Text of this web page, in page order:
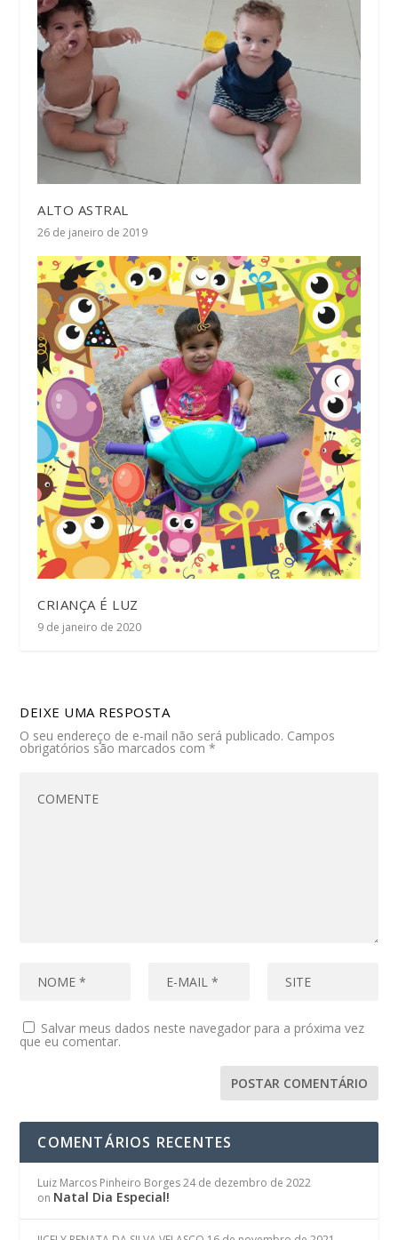
ALTO ASTRAL
26 de janeiro de 2019
CRIANÇA É LUZ
9 de janeiro de 2020
DEIXE UMA RESPOSTA
O seu endereço de e-mail não será publicado. Campos
obrigatórios são marcados com*
Salvar meus dados neste navegador para a próxima vez
que eu comentar.
COMENTÁRIOS RECENTES
Luiz Marcos Pinheiro Borges 24 de dezembro de 2022
on Natal Dia Especial!